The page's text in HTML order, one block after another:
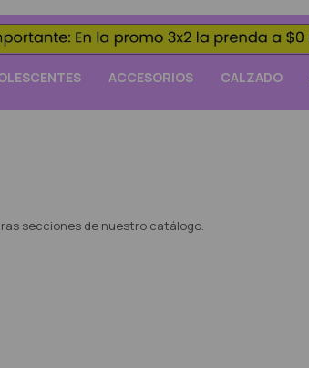
ACCESORIOS CALZADO
secciones de nuestro catálogo.